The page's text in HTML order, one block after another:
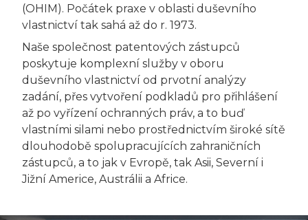
(OHIM). Počátek praxe v oblasti duševního
vlastnictví tak sahá až do r. 1973.
Naše společnost patentových zástupců
poskytuje komplexní služby v oboru
duševního vlastnictví od prvotní analýzy
zadání, přes vytvoření podkladů pro přihlášení
až po vyřízení ochranných práv, a to buď
vlastními silami nebo prostřednictvím široké sítě
dlouhodobě spolupracujících zahraničních
zástupců, a to jak v Evropě, tak Asii, Severní i
Jižní Americe, Austrálii a Africe.